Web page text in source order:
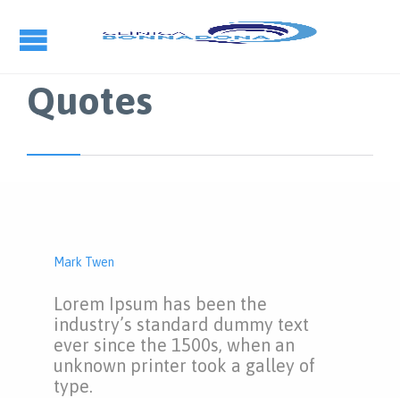
Quotes
Mark Twen
Lorem Ipsum has been the
industry’s standard dummy text
ever since the 1500s, when an
unknown printer took a galley of
type.